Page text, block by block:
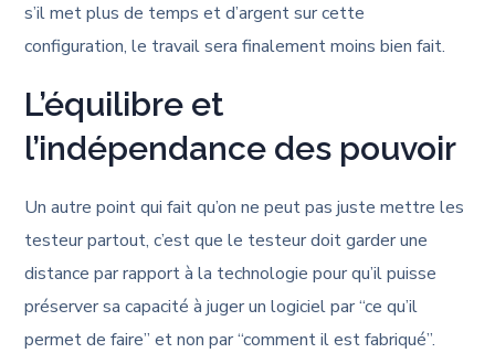
s’il met plus de temps et d’argent sur cette
configuration, le travail sera finalement moins bien fait.
L’équilibre et
l’indépendance des pouvoir
Un autre point qui fait qu’on ne peut pas juste mettre les
testeur partout, c’est que le testeur doit garder une
distance par rapport à la technologie pour qu’il puisse
préserver sa capacité à juger un logiciel par “ce qu’il
permet de faire” et non par “comment il est fabriqué”.